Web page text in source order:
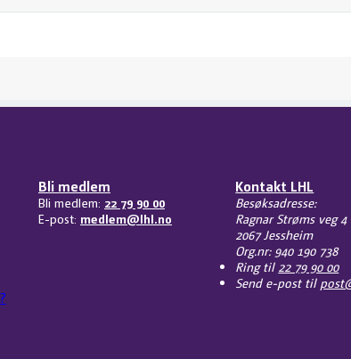
Bli medlem
Bli medlem: 22 79 90 00
E-post: medlem@lhl.no
Kontakt LHL
Besøksadresse:
Ragnar Strøms veg 4
2067 Jessheim
Org.nr: 940 190 738
Ring til 22 79 90 00
Send e-post til